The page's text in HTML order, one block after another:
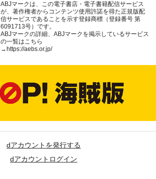
ABJマークは、この電子書店・電子書籍配信サービス
が、著作権者からコンテンツ使用許諾を得た正規版配
信サービスであることを示す登録商標（登録番号 第
6091713号）です。
ABJマークの詳細、ABJマークを掲示しているサービス
の一覧はこちら
→ https://aebs.or.jp/
dアカウントを発行する
dアカウントログイン